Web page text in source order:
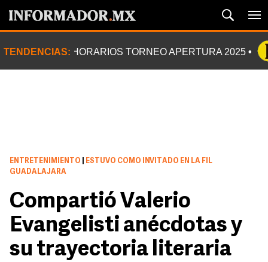
TENDENCIAS: HORARIOS TORNEO APERTURA 2025
ENTRETENIMIENTO
ESTUVO COMO INVITADO EN LA FIL
GUADALAJARA
Compartió Valerio
Evangelisti anécdotas y
su trayectoria literaria